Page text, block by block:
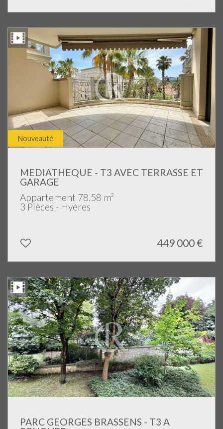
Nouveauté
MEDIATHEQUE - T3 AVEC TERRASSE ET
GARAGE
Appartement 78.58 m²
3 Pièces - Hyères
449 000€
PARC GEORGES BRASSENS - T3 A